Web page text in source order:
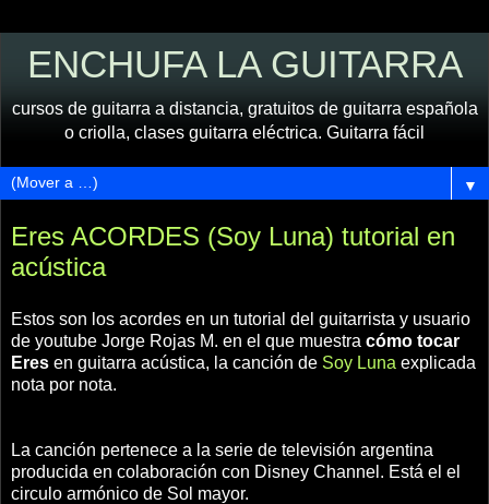
ENCHUFA LA GUITARRA
cursos de guitarra a distancia, gratuitos de guitarra española
o criolla, clases guitarra eléctrica. Guitarra fácil
▼
Eres ACORDES (Soy Luna) tutorial en
acústica
Estos son los acordes en un tutorial del guitarrista y usuario
de youtube Jorge Rojas M. en el que muestra cómo tocar
Eres en guitarra acústica, la canción de Soy Luna explicada
nota por nota.
La canción pertenece a la serie de televisión argentina
producida en colaboración con Disney Channel. Está el el
circulo armónico de Sol mayor.